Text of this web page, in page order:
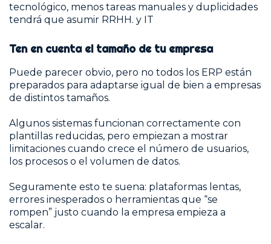
tecnológico, menos tareas manuales y duplicidades
tendrá que asumir RRHH. y IT
Ten en cuenta el tamaño de tu empresa
Puede parecer obvio, pero no todos los ERP están
preparados para adaptarse igual de bien a empresas
de distintos tamaños.
Algunos sistemas funcionan correctamente con
plantillas reducidas, pero empiezan a mostrar
limitaciones cuando crece el número de usuarios,
los procesos o el volumen de datos.
Seguramente esto te suena: plataformas lentas,
errores inesperados o herramientas que “se
rompen” justo cuando la empresa empieza a
escalar.